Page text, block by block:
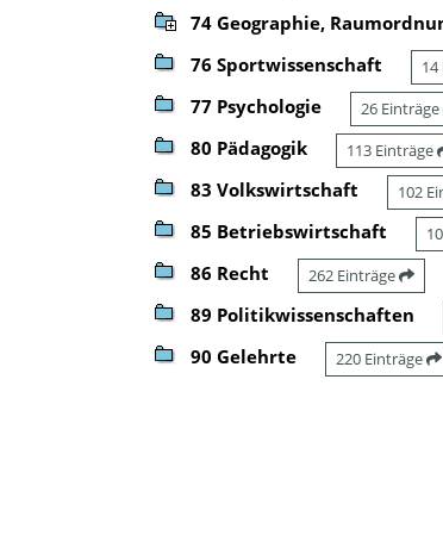
74 Geographie,
76 Sportwissenschaft
77 Psychologie 26 Einträge
80 Pädagogik 113 Einträge
83 Volkswirtschaft 102
85 Betriebswirtschaft
86 Recht 262 Einträge
89 Politikwissenschaften
90 Gelehrte 220 Einträge